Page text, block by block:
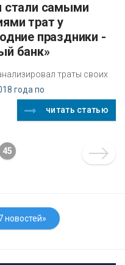
трат у
праздники -
банк»
траты своих
года по
читать статью
45
новостей»